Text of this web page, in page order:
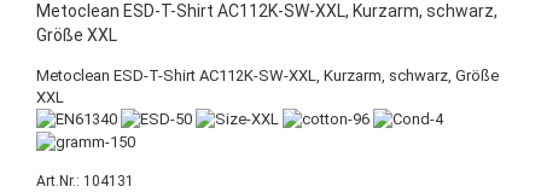
Metoclean ESD-T-Shirt AC112K-SW-XXL, Kurzarm, schwarz,
Größe XXL
Metoclean ESD-T-Shirt AC112K-SW-XXL, Kurzarm, schwarz, Größe
XXL
Art.Nr.: 104131